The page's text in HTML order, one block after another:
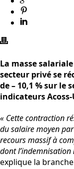
La masse
secteur privé se
de – 10,1 % sur le
indicateurs
« Cette contraction
du salaire moyen
recours massif à
dont l’indemnisation
explique la